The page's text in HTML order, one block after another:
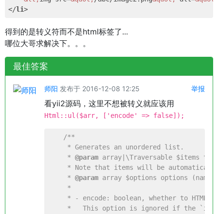
</li>
得到的是转义符而不是html标签了...
哪位大哥求解决下。。。
最佳答案
师阳 发布于 2016-12-08 12:25 举报
看yii2源码，这里不想被转义就应该用
Html::ul($arr, ['encode' => false]);
/**
     * Generates an unordered list.
     *
@param array|\Traversable $items
* Note that items will be
     *
@param array $options options
     *
* - encode: boolean, whether to HTML-
*   This option is ignored if the